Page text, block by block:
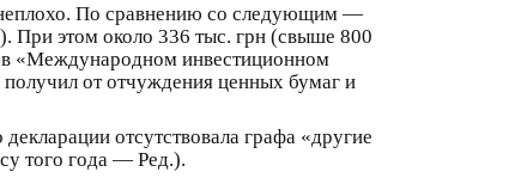
неплохо. По сравнению со следующим —
При этом около 336 тыс. грн (свыше 800
в «Международном инвестиционном
от отчуждения ценных бумаг и
отсутствовала графа «другие
того года — Ред.).